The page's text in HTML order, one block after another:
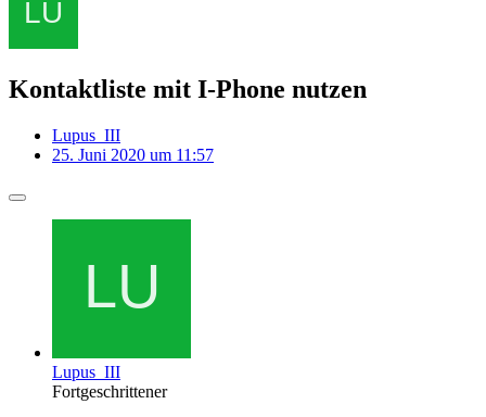
Kontaktliste mit I-Phone nutzen
Lupus_III
25. Juni 2020 um 11:57
Lupus_III
Fortgeschrittener